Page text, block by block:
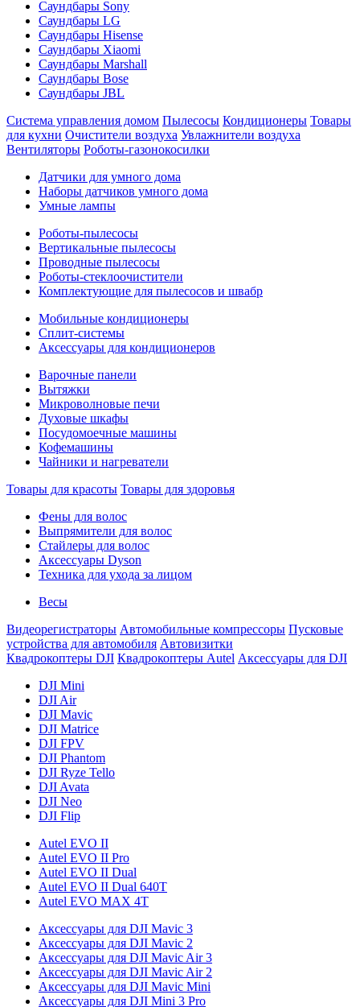
Саундбары Sony
Саундбары LG
Саундбары Hisense
Саундбары Xiaomi
Саундбары Marshall
Саундбары Bose
Саундбары JBL
Система управления домом Пылесосы Кондиционеры Товары
для кухни Очистители воздуха Увлажнители воздуха
Вентиляторы Роботы-газонокосилки
Датчики для умного дома
Наборы датчиков умного дома
Умные лампы
Роботы-пылесосы
Вертикальные пылесосы
Проводные пылесосы
Роботы-стеклоочистители
Комплектующие для пылесосов и швабр
Мобильные кондиционеры
Сплит-системы
Аксессуары для кондиционеров
Варочные панели
Вытяжки
Микроволновые печи
Духовые шкафы
Посудомоечные машины
Кофемашины
Чайники и нагреватели
Товары для красоты Товары для здоровья
Фены для волос
Выпрямители для волос
Стайлеры для волос
Аксессуары Dyson
Техника для ухода за лицом
Весы
Видеорегистраторы Автомобильные компрессоры Пусковые
устройства для автомобиля Автовизитки
Квадрокоптеры DJI Квадрокоптеры Autel Аксессуары для DJI
DJI Mini
DJI Air
DJI Mavic
DJI Matrice
DJI FPV
DJI Phantom
DJI Ryze Tello
DJI Avata
DJI Neo
DJI Flip
Autel EVO II
Autel EVO II Pro
Autel EVO II Dual
Autel EVO II Dual 640T
Autel EVO MAX 4T
Аксессуары для DJI Mavic 3
Аксессуары для DJI Mavic 2
Аксессуары для DJI Mavic Air 3
Аксессуары для DJI Mavic Air 2
Аксессуары для DJI Mavic Mini
Аксессуары для DJI Mini 3 Pro